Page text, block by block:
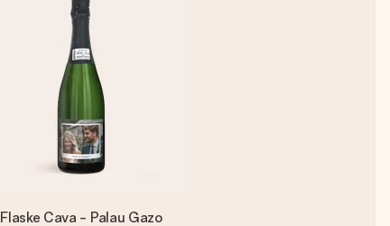
Flaske Cava - Palau Gazo